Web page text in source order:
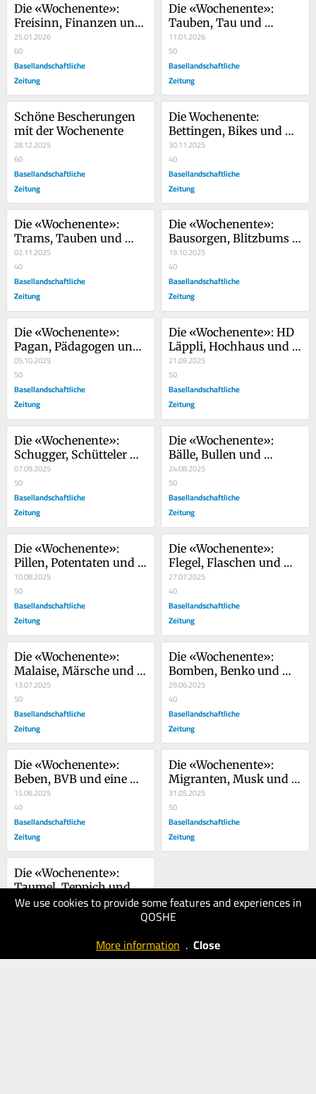
We use cookies to provide some features and experiences in
QOSHE
More information . Close
Die «Wochenente»:
Freisinn, Finanzen und
kackende Vögel
25.01.2026
60
Basellandschaftliche
Zeitung
Die «Wochenente»:
Tauben, Tau und
tausend Seiten
11.01.2026
50
Basellandschaftliche
Zeitung
Schöne Bescherungen
mit der Wochenente
28.12.2025
60
Basellandschaftliche
Zeitung
Die Wochenente:
Bettingen, Bikes und
Babyklappen
30.11.2025
40
Basellandschaftliche
Zeitung
Die «Wochenente»:
Trams, Tauben und
noch ein Turm
02.11.2025
40
Basellandschaftliche
Zeitung
Die «Wochenente»:
Bausorgen, Blitzbums
und Baschi Dürr
19.10.2025
40
Basellandschaftliche
Zeitung
Die «Wochenente»:
Pagan, Pädagogen und
Parkplätze
05.10.2025
50
Basellandschaftliche
Zeitung
Die «Wochenente»: HD
Läppli, Hochhaus und
eine hohle Hand
21.09.2025
50
Basellandschaftliche
Zeitung
Die «Wochenente»:
Schugger, Schütteler
und Schulfranzösisch
07.09.2025
50
Basellandschaftliche
Zeitung
Die «Wochenente»:
Bälle, Bullen und
Burkini
24.08.2025
50
Basellandschaftliche
Zeitung
Die «Wochenente»:
Pillen, Potentaten und
die Pforte zur Hölle
10.08.2025
50
Basellandschaftliche
Zeitung
Die «Wochenente»:
Flegel, Flaschen und
Roger Federer
27.07.2025
40
Basellandschaftliche
Zeitung
Die «Wochenente»:
Malaise, Märsche und
eine Ménage-à-trois
13.07.2025
50
Basellandschaftliche
Zeitung
Die «Wochenente»:
Bomben, Benko und
Baselbieter Blindgänger
29.06.2025
40
Basellandschaftliche
Zeitung
Die «Wochenente»:
Beben, BVB und eine
Besetzung
15.06.2025
40
Basellandschaftliche
Zeitung
Die «Wochenente»:
Migranten, Musk und
Mario Fehr
31.05.2025
50
Basellandschaftliche
Zeitung
Die «Wochenente»:
Taumel, Teppich und
Taulant Xhaka
17.05.2025